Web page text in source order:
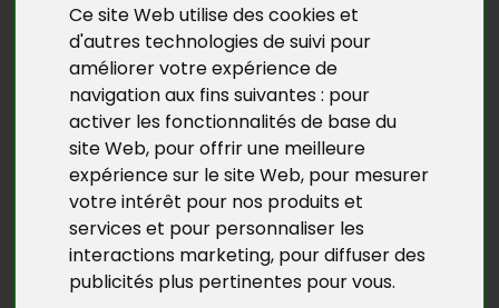
Ce site Web utilise des cookies et
d'autres technologies de suivi pour
améliorer votre expérience de
navigation aux fins suivantes : pour
activer les fonctionnalités de base du
site Web, pour offrir une meilleure
expérience sur le site Web, pour mesurer
votre intérêt pour nos produits et
services et pour personnaliser les
interactions marketing, pour diffuser des
publicités plus pertinentes pour vous.
La Proie du maléfice